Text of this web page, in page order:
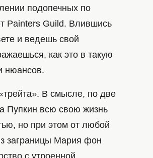
подопечных по
Painters Guild. Влившись
и ведешь свой
как это в такую
нюансов.
В смысле, по две
Пупкин всю свою жизнь
но при этом от любой
заграницы Мария фон